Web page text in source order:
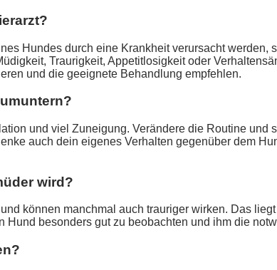
Hundes durch eine Krankheit verursacht
Traurigkeit, Appetitlosigkeit oder
und die geeignete Behandlung empfehlen.
und viel Zuneigung. Verändere die Routine
auch dein eigenes Verhalten gegenüber dem
wird?
können manchmal auch trauriger wirken. Das
besonders gut zu beobachten und ihm die